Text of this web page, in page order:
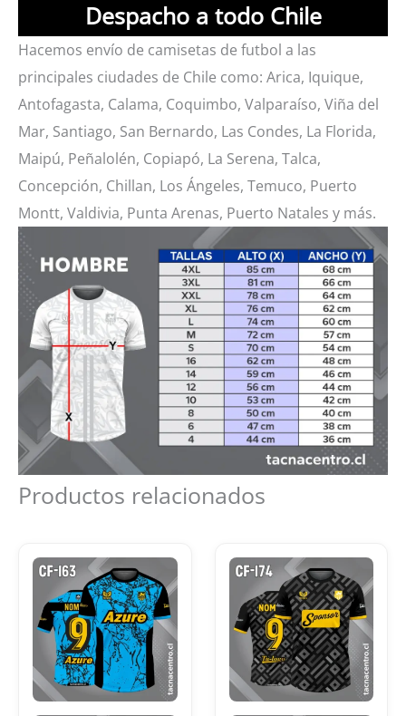
Despacho a todo Chile
Hacemos envío de camisetas de futbol a las
principales ciudades de Chile como: Arica, Iquique,
Antofagasta, Calama, Coquimbo, Valparaíso, Viña del
Mar, Santiago, San Bernardo, Las Condes, La Florida,
Maipú, Peñalolén, Copiapó, La Serena, Talca,
Concepción, Chillan, Los Ángeles, Temuco, Puerto
Montt, Valdivia, Punta Arenas, Puerto Natales y más.
Productos relacionados